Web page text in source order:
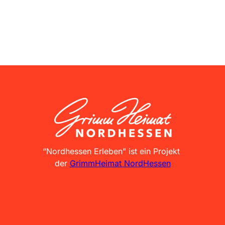
GrimmHeimat NordHessen
“Nordhessen Erleben” ist ein Projekt
der GrimmHeimat NordHessen